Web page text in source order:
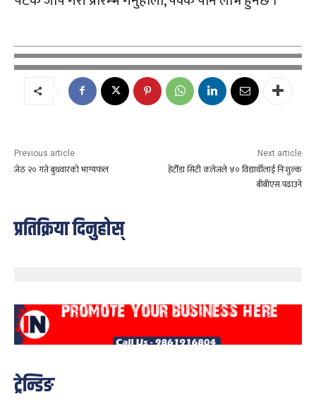
Previous article
जेठ २० गते बुधवारको भाग्यफल
Next article
हेटौँडा सिटी कलेजले ४० विद्यार्थीलाई निःशुल्क
बीबीएस पढाउने
प्रतिक्रिया दिनुहोस्
ट्रेन्डिङ